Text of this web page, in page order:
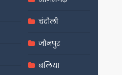
चंदौली
जौनपुर
बलिया